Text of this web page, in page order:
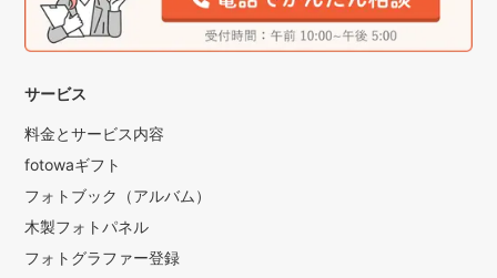
サービス
料金とサービス内容
fotowaギフト
フォトブック（アルバム）
木製フォトパネル
フォトグラファー登録